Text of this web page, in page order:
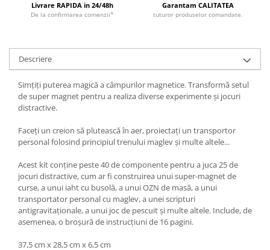
Livrare RAPIDA in 24/48h
De la confirmarea comenzii*
Garantam CALITATEA
tuturor produselor comandate.
Descriere
Simțiți puterea magică a câmpurilor magnetice. Transformă setul
de super magnet pentru a realiza diverse experimente și jocuri
distractive.
Faceți un creion să plutească în aer, proiectați un transportor
personal folosind principiul trenului maglev și multe altele...
Acest kit conține peste 40 de componente pentru a juca 25 de
jocuri distractive, cum ar fi construirea unui super-magnet de
curse, a unui iaht cu busolă, a unui OZN de masă, a unui
transportator personal cu maglev, a unei scripturi
antigravitaționale, a unui joc de pescuit și multe altele. Include, de
asemenea, o broșură de instrucțiuni de 16 pagini.
37,5 cm x 28,5 cm x 6,5 cm